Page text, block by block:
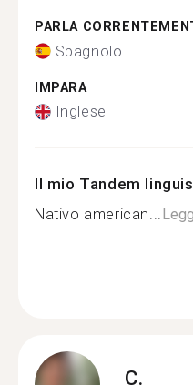
PARLA
Spagnolo
IMPARA
Inglese
Il mio Tandem
Nativo american...
C.